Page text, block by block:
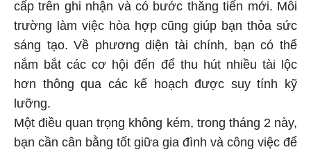
cấp trên ghi nhận và có bước thăng tiến mới. Môi
trường làm việc hòa hợp cũng giúp bạn thỏa sức
sáng tạo. Về phương diện tài chính, bạn có thể
nắm bắt các cơ hội đến để thu hút nhiều tài lộc
hơn thông qua các kế hoạch được suy tính kỹ
lưỡng.
Một điều quan trọng không kém, trong tháng 2 này,
bạn cần cân bằng tốt giữa gia đình và công việc để